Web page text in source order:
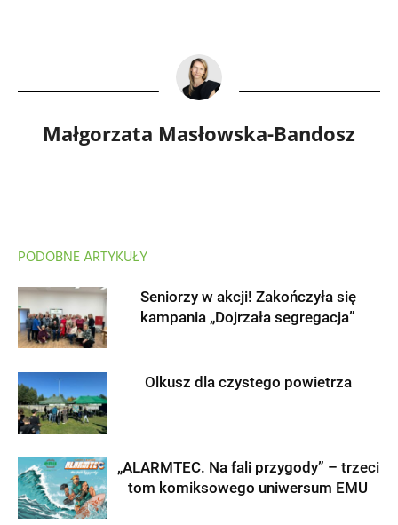
Małgorzata Masłowska-Bandosz
PODOBNE ARTYKUŁY
Seniorzy w akcji! Zakończyła się
kampania „Dojrzała segregacja”
Olkusz dla czystego powietrza
„ALARMTEC. Na fali przygody” – trzeci
tom komiksowego uniwersum EMU